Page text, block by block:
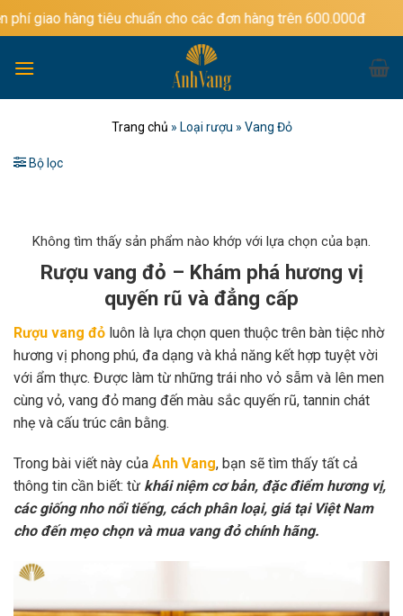
qua
dung
tiêu chuẩn cho các đơn hàng trên 600.000đ
Trang chủ » Loại rượu » Vang Đỏ
Bộ lọc
Không tìm thấy sản phẩm nào khớp với lựa chọn của bạn.
Rượu vang đỏ – Khám phá hương vị
quyến rũ và đẳng cấp
Rượu vang đỏ luôn là lựa chọn quen thuộc trên bàn tiệc nhờ
hương vị phong phú, đa dạng và khả năng kết hợp tuyệt vời
với ẩm thực. Được làm từ những trái nho vỏ sẫm và lên men
cùng vỏ, vang đỏ mang đến màu sắc quyến rũ, tannin chát
nhẹ và cấu trúc cân bằng.
Trong bài viết này của Ánh Vang, bạn sẽ tìm thấy tất cả
thông tin cần biết: từ khái niệm cơ bản, đặc điểm hương vị,
các giống nho nổi tiếng, cách phân loại, giá tại Việt Nam
cho đến mẹo chọn và mua vang đỏ chính hãng.